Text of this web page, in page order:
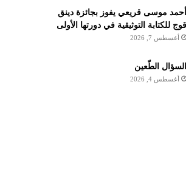
أحمد موسى قريعي يفوز بجائزة دينق
قوج للكتابة التوثيقية في دورتها الأولى
أغسطس 7, 2026
السؤال الطّعين
أغسطس 4, 2026